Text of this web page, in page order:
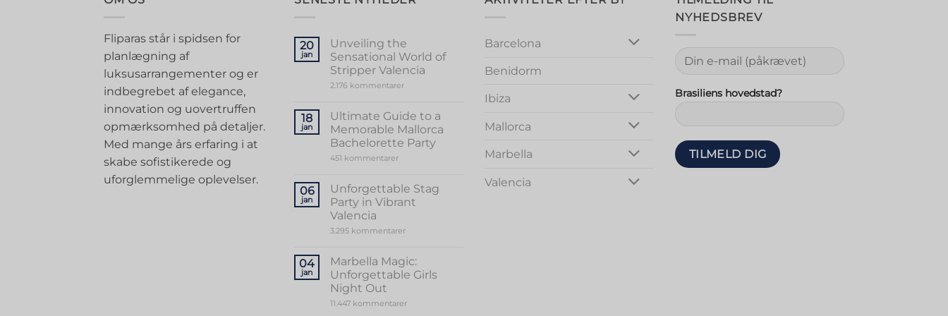
Fliparas står i spidsen for
planlægning af
luksusarrangementer og er
indbegrebet af elegance,
innovation og uovertruffen
opmærksomhed på detaljer.
Med mange års erfaring i at
skabe sofistikerede og
uforglemmelige oplevelser.
20
jan
Unveiling the
Sensational World of
Stripper Valencia
2.176 kommentarertil
Sensational
World
of
Stripper
Valencia
18
jan
Ultimate Guide to a
Memorable Mallorca
Bachelorette Party
451 kommentarertil
to
a
Memorable
Party
06
jan
Unforgettable Stag
Party in Vibrant
Valencia
3.295 kommentarertil
Party
in
Vibrant
04
jan
Marbella Magic:
Unforgettable Girls
Night Out
11.447 kommentarertil
Barcelona
Benidorm
Ibiza
Mallorca
Marbella
Valencia
NYHEDSBREV
Brasiliens hovedstad?